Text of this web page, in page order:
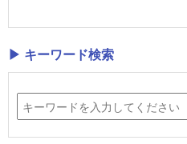
▶ キーワード検索